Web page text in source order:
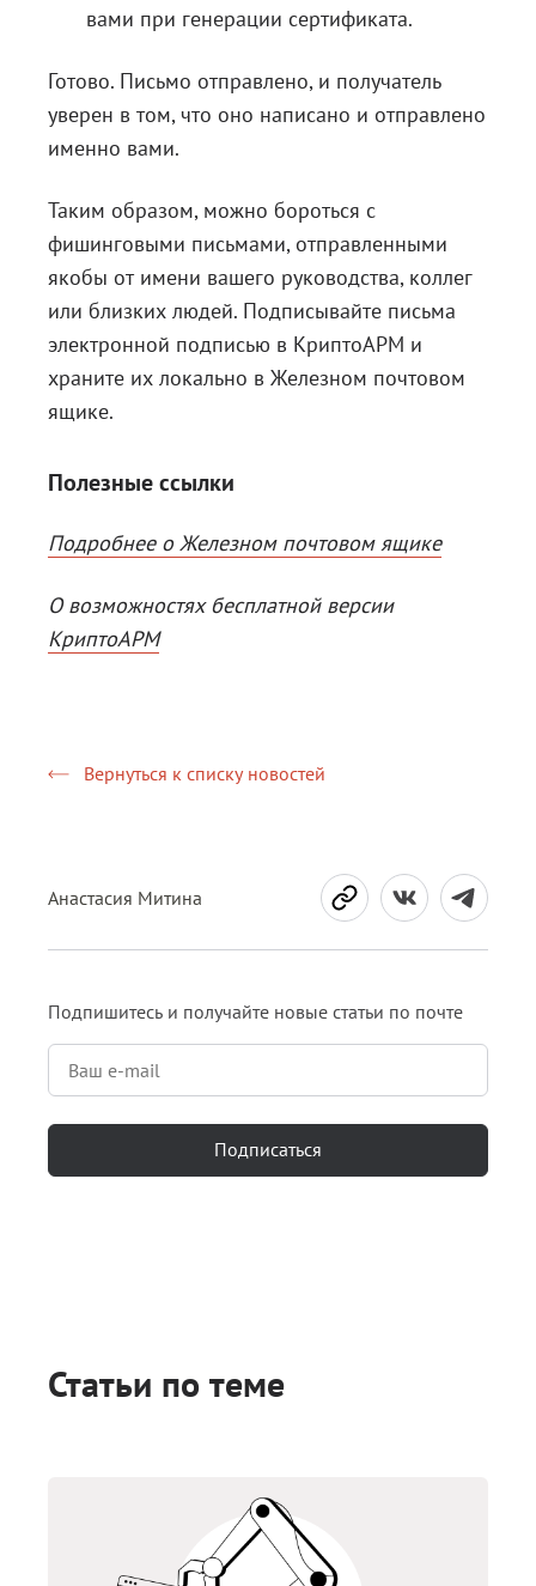
вами при генерации сертификата.
Готово. Письмо отправлено, и получатель
уверен в том, что оно написано и отправлено
именно вами.
Таким образом, можно бороться с
фишинговыми письмами, отправленными
якобы от имени вашего руководства, коллег
или близких людей. Подписывайте письма
электронной подписью в КриптоАРМ и
храните их локально в Железном почтовом
ящике.
Полезные ссылки
Подробнее о Железном почтовом ящике
О возможностях бесплатной версии
КриптоАРМ
Вернуться к списку новостей
Анастасия Митина
Подпишитесь и получайте новые статьи по почте
Подписаться
Статьи по теме